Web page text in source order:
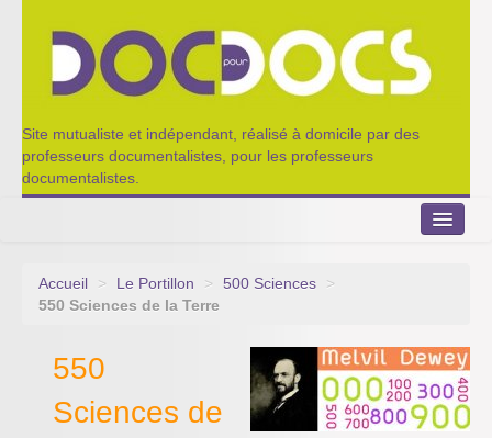
Site mutualiste et indépendant, réalisé à domicile par des
professeurs documentalistes, pour les professeurs
documentalistes.
Le Portillon
Accueil > Le Portillon > 500 Sciences
>
550 Sciences de la Terre
550
Sciences de